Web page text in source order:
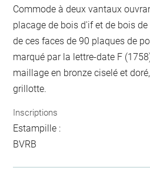
Commode à deux vantaux
placage de bois d'if et de bois
de ces faces de 90 plaques de
marqué par la lettre-date F
maillage en bronze ciselé et
grillotte.
Inscriptions
Estampille :
BVRB